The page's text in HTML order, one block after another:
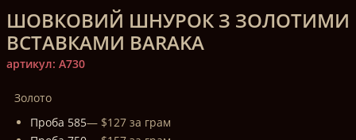
ШОВКОВИЙ ШНУРОК З ЗОЛОТИМИ
ВСТАВКАМИ BARAKA
артикул: A730
Золото
Проба 585— $127 за грам